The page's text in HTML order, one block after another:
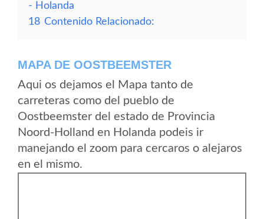
- Holanda
18 Contenido Relacionado:
MAPA DE OOSTBEEMSTER
Aqui os dejamos el Mapa tanto de
carreteras como del pueblo de
Oostbeemster del estado de Provincia
Noord-Holland en Holanda podeis ir
manejando el zoom para cercaros o alejaros
en el mismo.